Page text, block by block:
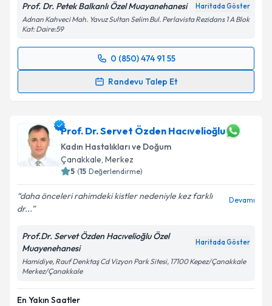
Prof. Dr. Petek Balkanlı Özel Muayanehanesi Haritada Göster
Adnan Kahveci Mah. Yavuz Sultan Selim Bul. Perlavista Rezidans 1 A Blok
Kat: Daire:59
0 (850) 474 91 55
Randevu Talep Et
Randevu Takvimi Talebi
takvim hazırlandığında e-posta ile bilgilendireceğiz.
E-posta Adresiniz
kapsamda işlenmesini kabul ediyorum.
Prof. Dr. Servet Özden Hacıvelioğlu
Kadın Hastalıkları ve Doğum
Çanakkale, Merkez
5 (15 Değerlendirme)
daha önceleri rahimdeki kistler nedeniyle kez farklı
dr...
Devamı
Prof.Dr. Servet Özden Hacıvelioğlu Özel
Muayenehanesi
Haritada Göster
Hamidiye, Rauf Denktaş Cd Vizyon Park Sitesi, 17100 Kepez/Çanakkale
Merkez/Çanakkale
En Yakın Saatler